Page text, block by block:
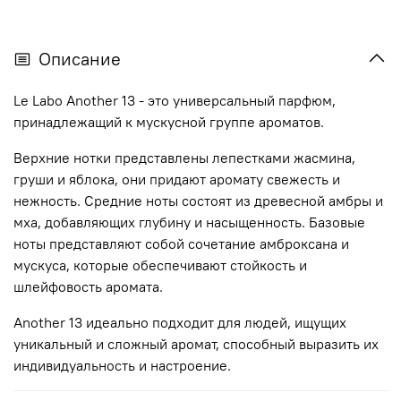
Описание
Le Labo Another 13 - это универсальный парфюм,
принадлежащий к мускусной группе ароматов.
Верхние нотки представлены лепестками жасмина,
груши и яблока, они придают аромату свежесть и
нежность. Средние ноты состоят из древесной амбры и
мха, добавляющих глубину и насыщенность. Базовые
ноты представляют собой сочетание амброксана и
мускуса, которые обеспечивают стойкость и
шлейфовость аромата.
Another 13 идеально подходит для людей, ищущих
уникальный и сложный аромат, способный выразить их
индивидуальность и настроение.